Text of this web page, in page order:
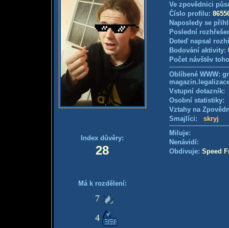
Index důvěry:
28
Má k rozdělení:
7
4
Ve zpovědnici
Číslo profilu:
Naposledy se
Poslední
Doteď napsal
Bodování aktivity:
Počet návštěv
Oblíbené WWW:
Vstupní
Osobní
Vztahy na
Smajlíci: skryj
Miluje:
Nenávidí:
Obdivuje: Speed